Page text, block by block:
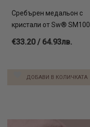
Сребърен медальон с
кристали от Sw® SM100
€33.20 / 64.93лв.
ДОБАВИ В КОЛИЧКАТА